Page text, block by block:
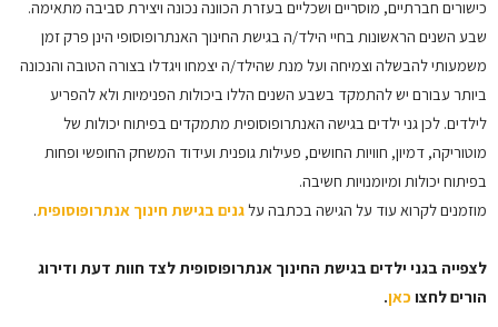
כישורים חברתיים, מוסריים ושכליים בעזרת הכוונה נכונה ויצירת סביבה מתאימה.
שבע השנים הראשונות בחיי הילד/ה בגישת החינוך האנתרופוסופי הינן פרק זמן
משמעותי להבשלה וצמיחה ועל מנת שהילד/ה יצמחו ויגדלו בצורה הטובה והנכונה
ביותר עבורם יש להתמקד בשבע השנים הללו ביכולות הפנימיות ולא להפריע
לילדים. לכן גני ילדים בגישה האנתרופוסופית מתמקדים בפיתוח יכולות של
מוטוריקה, דמיון, חוויות החושים, פעילות גופנית ועידוד המשחק החופשי ופחות
בפיתוח יכולות ומיומנויות חשיבה.
מוזמנים לקרוא עוד על הגישה בכתבה עלגנים בגישת חינוך אנתרופוסופית.
לצפייה בגני ילדים בגישת החינוך אנתרופוסופית לצד חוות דעת ודירוג
הורים לחצו כאן.